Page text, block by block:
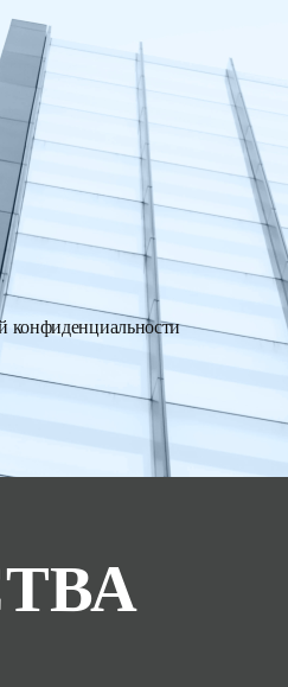
конфиденциальности